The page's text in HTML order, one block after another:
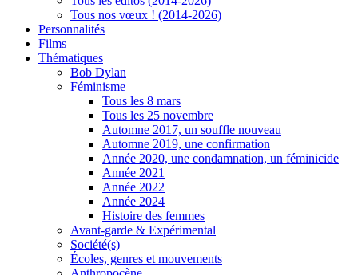
Tous nos vœux ! (2014-2026)
Personnalités
Films
Thématiques
Bob Dylan
Féminisme
Tous les 8 mars
Tous les 25 novembre
Automne 2017, un souffle nouveau
Automne 2019, une confirmation
Année 2020, une condamnation, un féminicide
Année 2021
Année 2022
Année 2024
Histoire des femmes
Avant-garde & Expérimental
Société(s)
Écoles, genres et mouvements